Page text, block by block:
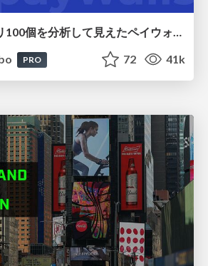
世界の人気アプリ100個を分析して見えたペイウォール設計の心得
PRO 72 41k